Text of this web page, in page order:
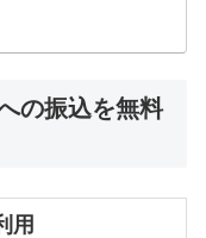
の振込を無料
用